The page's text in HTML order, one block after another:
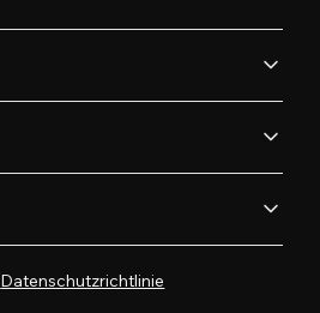
Datenschutzrichtlinie